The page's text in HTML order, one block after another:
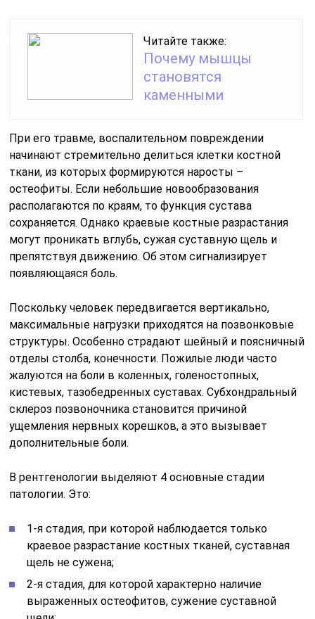
Читайте также:
Почему мышцы
становятся
каменными
При его травме, воспалительном повреждении
начинают стремительно делиться клетки костной
ткани, из которых формируются наросты –
остеофиты. Если небольшие новообразования
располагаются по краям, то функция сустава
сохраняется. Однако краевые костные разрастания
могут проникать вглубь, сужая суставную щель и
препятствуя движению. Об этом сигнализирует
появляющаяся боль.
Поскольку человек передвигается вертикально,
максимальные нагрузки приходятся на позвонковые
структуры. Особенно страдают шейный и поясничный
отделы столба, конечности. Пожилые люди часто
жалуются на боли в коленных, голеностопных,
кистевых, тазобедренных суставах. Субхондральный
склероз позвоночника становится причиной
ущемления нервных корешков, а это вызывает
дополнительные боли.
В рентгенологии выделяют 4 основные стадии
патологии. Это:
1-я стадия, при которой наблюдается только
краевое разрастание костных тканей, суставная
щель не сужена;
2-я стадия, для которой характерно наличие
выраженных остеофитов, сужение суставной